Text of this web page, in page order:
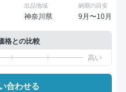
出品地域
神奈川県
納期の目安
9月〜10月
格との比較
合わせる